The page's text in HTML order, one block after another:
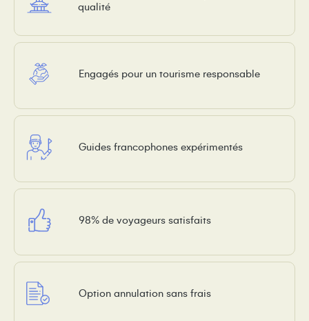
qualité
Engagés pour un tourisme responsable
Guides francophones expérimentés
98% de voyageurs satisfaits
Option annulation sans frais